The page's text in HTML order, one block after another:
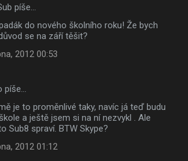
píše…
do nového školního roku! Že bych
se na září těšit?
2012 00:53
píše…
je to proměnlivé taky, navíc já teď budu
a ještě jsem si na ní nezvykl . Ale
Sub8 spraví. BTW Skype?
2012 01:12